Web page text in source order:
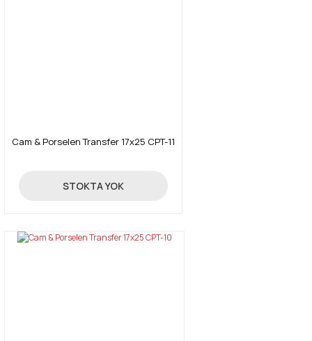
Cam & Porselen Transfer 17x25 CPT-11
4,26 TL
STOKTA YOK